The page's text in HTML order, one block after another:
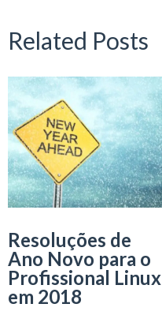
Related Posts
Resoluções de
Ano Novo para o
Profissional Linux
em 2018